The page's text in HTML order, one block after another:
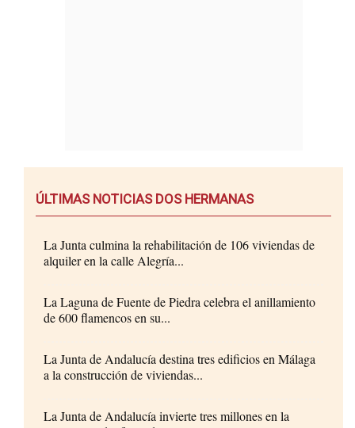
ÚLTIMAS NOTICIAS DOS HERMANAS
La Junta culmina la rehabilitación de 106 viviendas de
alquiler en la calle Alegría...
La Laguna de Fuente de Piedra celebra el anillamiento
de 600 flamencos en su...
La Junta de Andalucía destina tres edificios en Málaga
a la construcción de viviendas...
La Junta de Andalucía invierte tres millones en la